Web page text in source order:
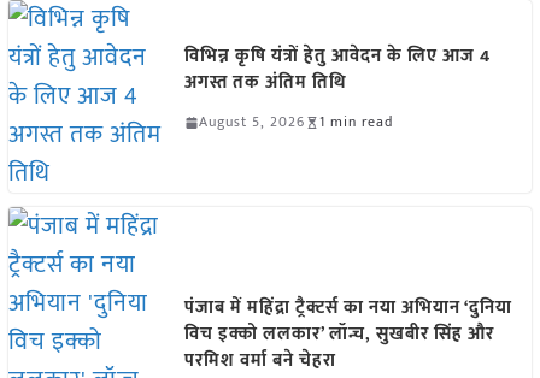
विभिन्न कृषि यंत्रों हेतु आवेदन के लिए आज 4
अगस्त तक अंतिम तिथि
August 5, 2026 1 min read
पंजाब में महिंद्रा ट्रैक्टर्स का नया अभियान ‘दुनिया
विच इक्को ललकार’ लॉन्च, सुखबीर सिंह और
परमिश वर्मा बने चेहरा